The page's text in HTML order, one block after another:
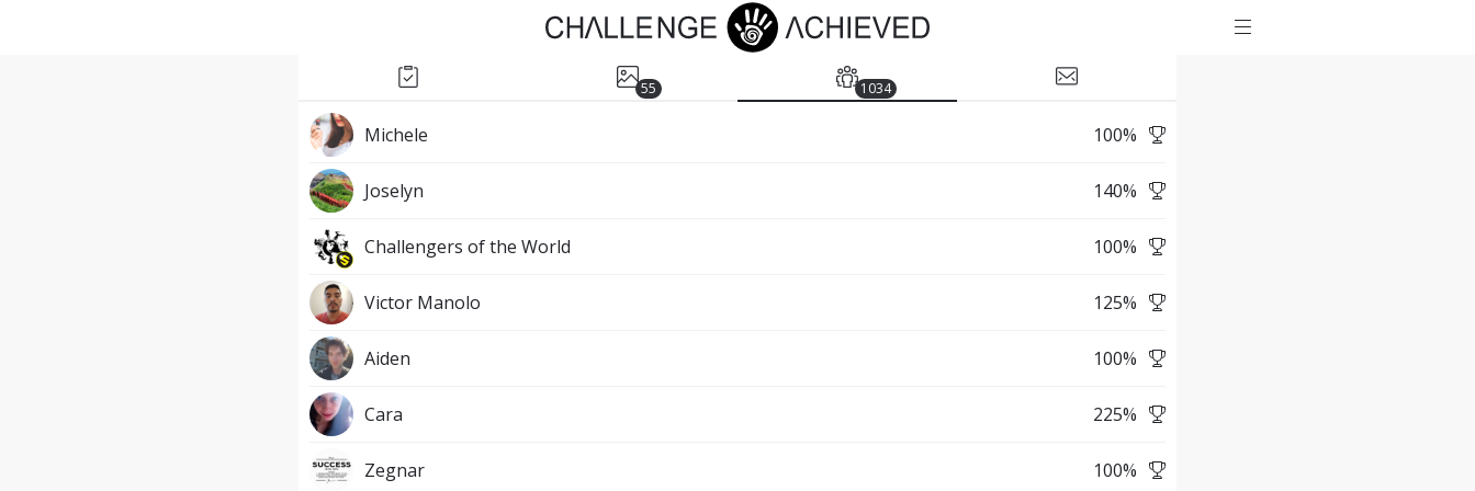
55 1034
Michele 100%
Joselyn 140%
Challengers of the World 100%
Victor Manolo 125%
Aiden 100%
Cara 225%
Zegnar 100%